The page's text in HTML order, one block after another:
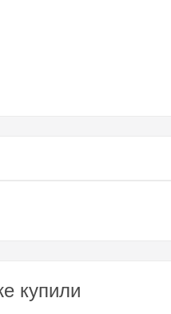
купили